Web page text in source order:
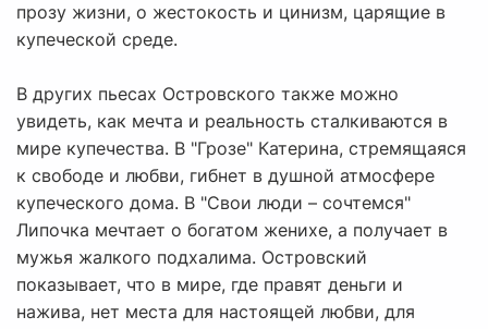
прозу жизни, о жестокость и цинизм, царящие в
купеческой среде.
В других пьесах Островского также можно
увидеть, как мечта и реальность сталкиваются в
мире купечества. В "Грозе" Катерина, стремящаяся
к свободе и любви, гибнет в душной атмосфере
купеческого дома. В "Свои люди – сочтемся"
Липочка мечтает о богатом женихе, а получает в
мужья жалкого подхалима. Островский
показывает, что в мире, где правят деньги и
нажива, нет места для настоящей любви, для